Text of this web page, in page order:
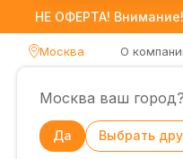
НЕ ОФЕРТА!
Москва
Москва ваш город?
Да Выбрать
О